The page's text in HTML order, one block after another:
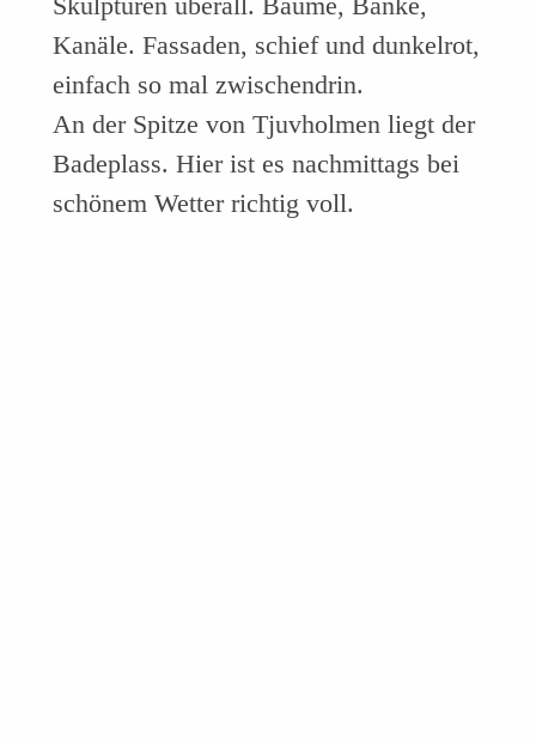
Kanäle. Fassaden, schief und dunkelrot,
einfach so mal zwischendrin.
An der Spitze von Tjuvholmen liegt der
Badeplass. Hier ist es nachmittags bei
schönem Wetter richtig voll.